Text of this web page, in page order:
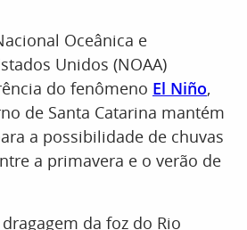
Oceânica e
Unidos (NOAA)
do fenômeno El Niño,
de Santa Catarina mantém
a possibilidade de chuvas
a primavera e o verão de
da foz do Rio